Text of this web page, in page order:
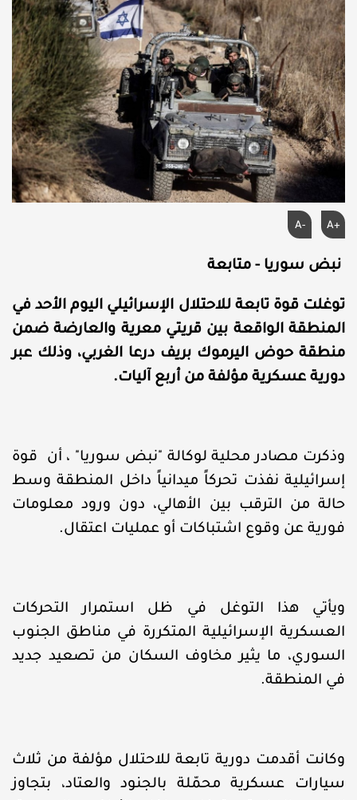
A+
A-
نبض سوريا - متابعة
توغلت قوة تابعة للاحتلال الإسرائيلي اليوم الأحد في
المنطقة الواقعة بين قريتي معرية والعارضة ضمن
منطقة حوض اليرموك بريف درعا الغربي، وذلك عبر
دورية عسكرية مؤلفة من أربع آليات.
وذكرت مصادر محلية لوكالة "نبض سوريا" ، أن قوة
إسرائيلية نفذت تحركاً ميدانياً داخل المنطقة وسط
حالة من الترقب بين الأهالي، دون ورود معلومات
فورية عن وقوع اشتباكات أو عمليات اعتقال.
ويأتي هذا التوغل في ظل استمرار التحركات
العسكرية الإسرائيلية المتكررة في مناطق الجنوب
السوري، ما يثير مخاوف السكان من تصعيد جديد
في المنطقة.
وكانت أقدمت دورية تابعة للاحتلال مؤلفة من ثلاث
سيارات عسكرية محمّلة بالجنود والعتاد، بتجاوز